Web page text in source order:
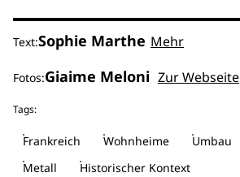
Text:Sophie Marthe Mehr
Fotos:Giaime Meloni Zur Webseite
Tags:
Frankreich Wohnheime Umbau
Metall
Historischer Kontext